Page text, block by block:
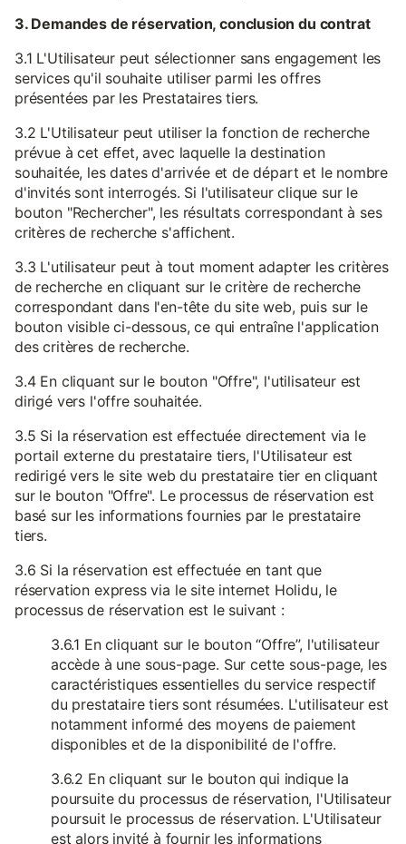
3. Demandes de réservation, conclusion du contrat
3.1 L'Utilisateur peut sélectionner sans engagement les
services qu'il souhaite utiliser parmi les offres
présentées par les Prestataires tiers.
3.2 L'Utilisateur peut utiliser la fonction de recherche
prévue à cet effet, avec laquelle la destination
souhaitée, les dates d'arrivée et de départ et le nombre
d'invités sont interrogés. Si l'utilisateur clique sur le
bouton "Rechercher", les résultats correspondant à ses
critères de recherche s'affichent.
3.3 L'utilisateur peut à tout moment adapter les critères
de recherche en cliquant sur le critère de recherche
correspondant dans l'en-tête du site web, puis sur le
bouton visible ci-dessous, ce qui entraîne l'application
des critères de recherche.
3.4 En cliquant sur le bouton "Offre", l'utilisateur est
dirigé vers l'offre souhaitée.
3.5 Si la réservation est effectuée directement via le
portail externe du prestataire tiers, l'Utilisateur est
redirigé vers le site web du prestataire tier en cliquant
sur le bouton "Offre". Le processus de réservation est
basé sur les informations fournies par le prestataire
tiers.
3.6 Si la réservation est effectuée en tant que
réservation express via le site internet Holidu, le
processus de réservation est le suivant :
3.6.1 En cliquant sur le bouton “Offre”, l'utilisateur
accède à une sous-page. Sur cette sous-page, les
caractéristiques essentielles du service respectif
du prestataire tiers sont résumées. L'utilisateur est
notamment informé des moyens de paiement
disponibles et de la disponibilité de l'offre.
3.6.2 En cliquant sur le bouton qui indique la
poursuite du processus de réservation, l'Utilisateur
poursuit le processus de réservation. L'Utilisateur
est alors invité à fournir les informations